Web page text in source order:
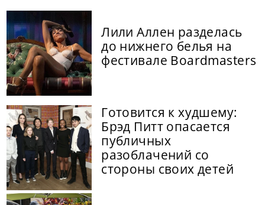
Лили Аллен разделась
до нижнего белья на
фестивале Boardmasters
Готовится к худшему:
Брэд Питт опасается
публичных
разоблачений со
стороны своих детей